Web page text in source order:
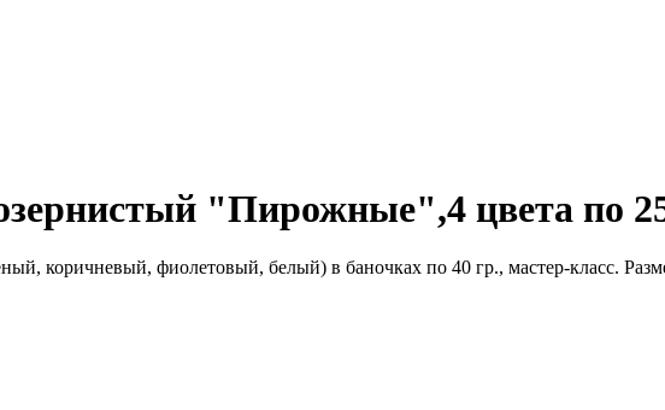
"Пирожные",4 цвета по 25
коричневый, фиолетовый, белый) в баночках по 40 гр., мастер-класс.